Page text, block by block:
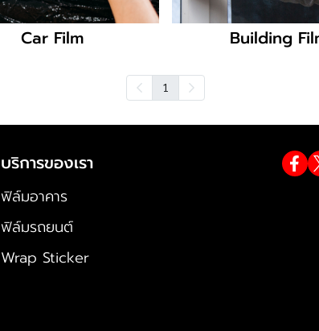
Car Film Building
1
บริการของเรา
ฟิล์มอาคาร
ฟิล์มรถยนต์
Wrap Sticker